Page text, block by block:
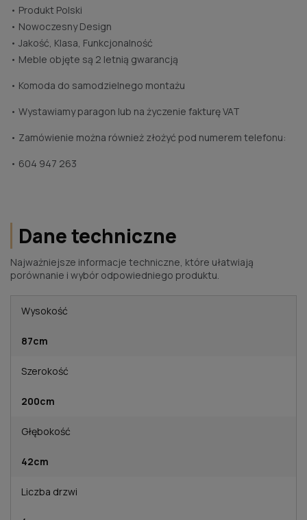
• Produkt Polski
• Nowoczesny Design
• Jakość, Klasa, Funkcjonalność
• Meble objęte są 2 letnią gwarancją
• Komoda do samodzielnego montażu
• Wystawiamy paragon lub na życzenie fakturę VAT
• Zamówienie można również złożyć pod numerem telefonu:
• 604 947 263
Dane techniczne
Najważniejsze informacje techniczne, które ułatwiają
porównanie i wybór odpowiedniego produktu.
Wysokość
87cm
Szerokość
200cm
Głębokość
42cm
Liczba drzwi